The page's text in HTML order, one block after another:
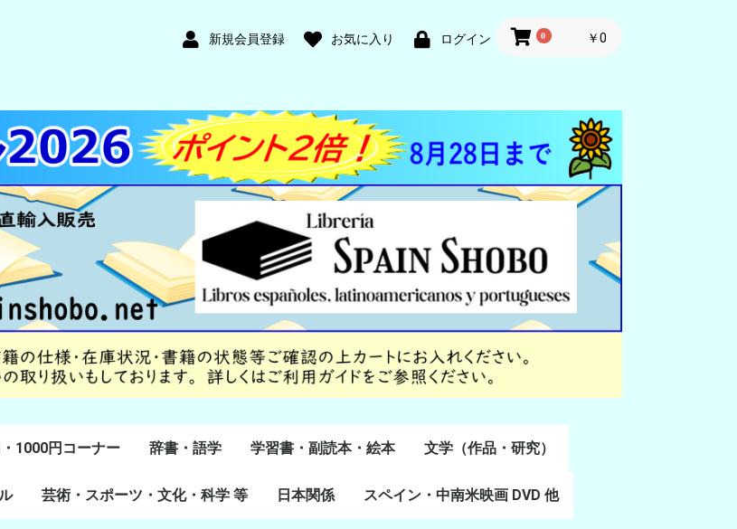
新規会員登録 お気に入り ログイン 0 ￥0
1000円コーナー 辞書・語学
スペイン語
ポルトガル語
Lenguas Ibericas
Lenguas Indigenas
スペインの教科書
その他
学習書・副読本・絵本
学習教材
副読本教材
絵本・児童書
文学（作品・研究）
スペイン語文学
ポルトガル語文学
カタルーニャ文学
バスク文学
その他
芸術・スポーツ・文化・科学 等 日本関係 スペイン・中南米映画 DVD 他